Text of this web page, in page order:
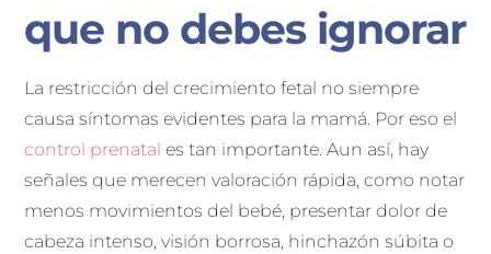
que no debes ignorar
La restricción del crecimiento fetal no siempre
causa síntomas evidentes para la mamá. Por eso el
control prenatal es tan importante. Aun así, hay
señales que merecen valoración rápida, como notar
menos movimientos del bebé, presentar dolor de
cabeza intenso, visión borrosa, hinchazón súbita o